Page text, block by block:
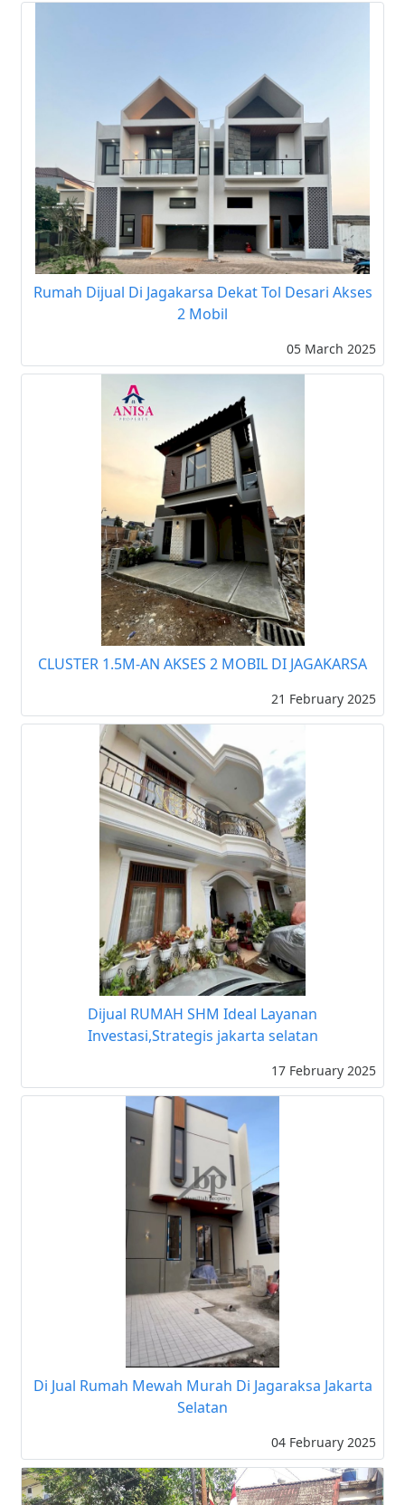
Rumah Dijual Di Jagakarsa Dekat Tol Desari Akses
2 Mobil
05 March 2025
CLUSTER 1.5M-AN AKSES 2 MOBIL DI JAGAKARSA
21 February 2025
Dijual RUMAH SHM Ideal Layanan
Investasi,Strategis jakarta selatan
17 February 2025
Di Jual Rumah Mewah Murah Di Jagaraksa Jakarta
Selatan
04 February 2025